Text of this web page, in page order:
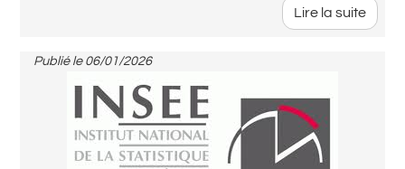
Lire la suite
Publié le 06/01/2026